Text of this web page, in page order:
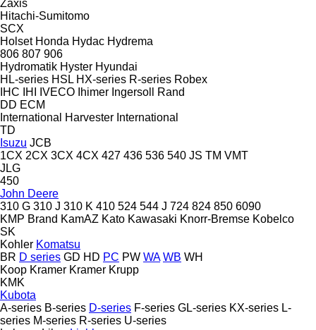
Zaxis
Hitachi-Sumitomo
SCX
Holset Honda Hydac Hydrema
806 807 906
Hydromatik Hyster Hyundai
HL-series HSL HX-series R-series Robex
IHC
IHI IVECO Ihimer Ingersoll Rand
DD ECM
International Harvester International
TD
Isuzu JCB
1CX 2CX 3CX 4CX 427 436 536 540 JS TM VMT
JLG
450
John Deere
310 G 310 J 310 K 410 524 544 J 724 824 850 6090
KMP Brand KamAZ Kato Kawasaki Knorr-Bremse Kobelco
SK
Kohler Komatsu
BR D series GD HD PC PW WA WB WH
Koop Kramer Kramer Krupp
KMK
Kubota
A-series B-series D-series F-series GL-series KX-series L-
series M-series R-series U-series